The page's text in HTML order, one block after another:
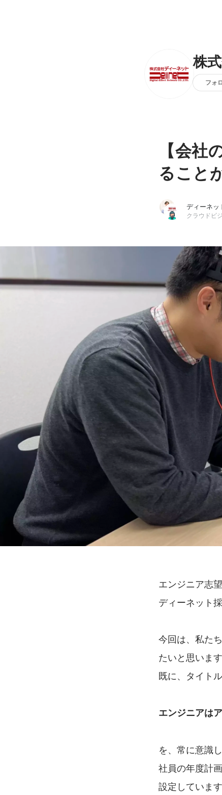
株
フォ
【会
ること
エンジニア志
ディーネット
今回は、私た
たいと思います
既に、タイト
エンジニアは
を、常に意識
社員の年度計
設定していま
株式会社ディーネット /